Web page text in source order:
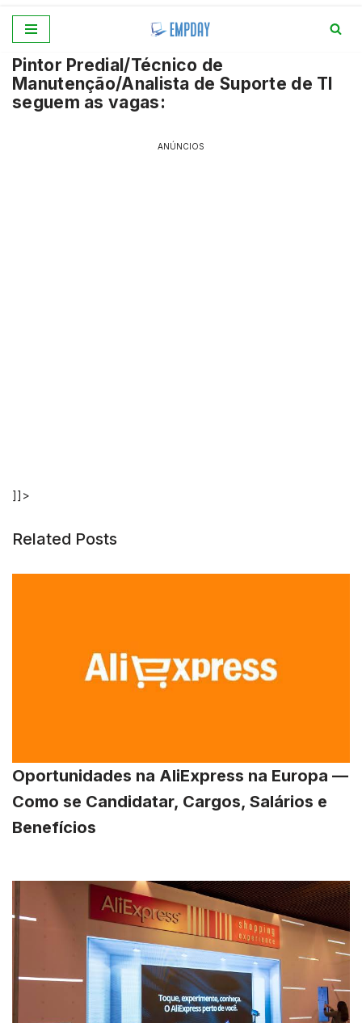
para
o
conteúdo
Pintor Predial/Técnico de
Manutenção/Analista de Suporte de TI
seguem as vagas:
ANÚNCIOS
]]>
Related Posts
Oportunidades na AliExpress na Europa —
Como se Candidatar, Cargos, Salários e
Benefícios